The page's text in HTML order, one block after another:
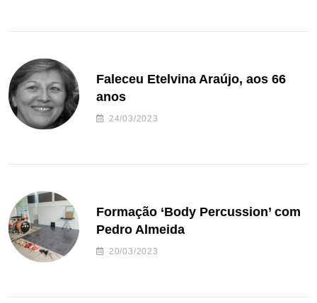
Faleceu Etelvina Araújo, aos 66
anos
24/03/2023
Formação ‘Body Percussion’ com
Pedro Almeida
20/03/2023